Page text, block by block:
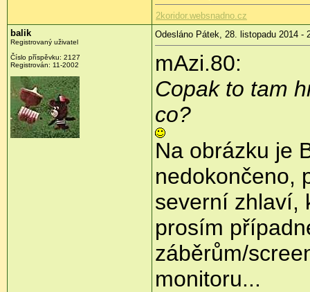
2koridor.websnadno.cz
balik
Registrovaný uživatel
Číslo příspěvku: 2127
Registrován: 11-2002
Odesláno Pátek, 28. listopadu 2014 -
mAzi.80:
Copak to tam
co?
Na obrázku je
nedokončeno,
severní zhlaví,
prosím
záběrům/
monitoru...